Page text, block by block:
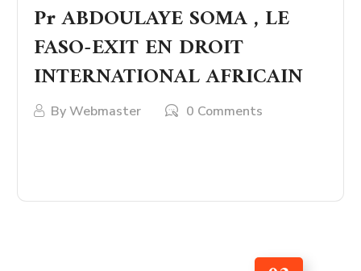
Pr ABDOULAYE SOMA , LE
FASO-EXIT EN DROIT
INTERNATIONAL AFRICAIN
ByWebmaster 0 Comments